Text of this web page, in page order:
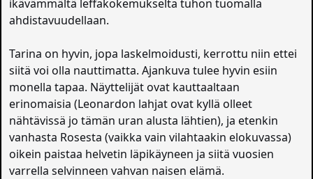
ikävämmältä leffakokemukselta tuhon tuomalla
ahdistavuudellaan.
Tarina on hyvin, jopa laskelmoidusti, kerrottu niin ettei
siitä voi olla nauttimatta. Ajankuva tulee hyvin esiin
monella tapaa. Näyttelijät ovat kauttaaltaan
erinomaisia (Leonardon lahjat ovat kyllä olleet
nähtävissä jo tämän uran alusta lähtien), ja etenkin
vanhasta Rosesta (vaikka vain vilahtaakin elokuvassa)
oikein paistaa helvetin läpikäyneen ja siitä vuosien
varrella selvinneen vahvan naisen elämä.